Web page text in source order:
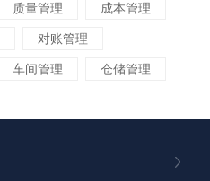
质量管理 成本管理
对账管理
车间管理 仓储管理